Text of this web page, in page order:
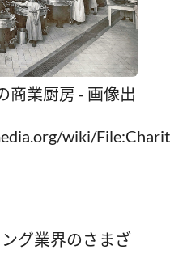
商業厨房 - 画像出
wiki/
グ業界のさまざ